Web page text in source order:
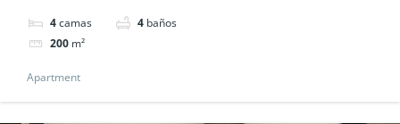
4camas 4 baños
200 m²
Apartment